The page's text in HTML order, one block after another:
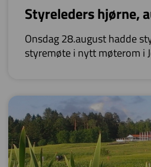
Styreleders hjørne,
Onsdag 28.august hadde
styremøte i nytt møterom i